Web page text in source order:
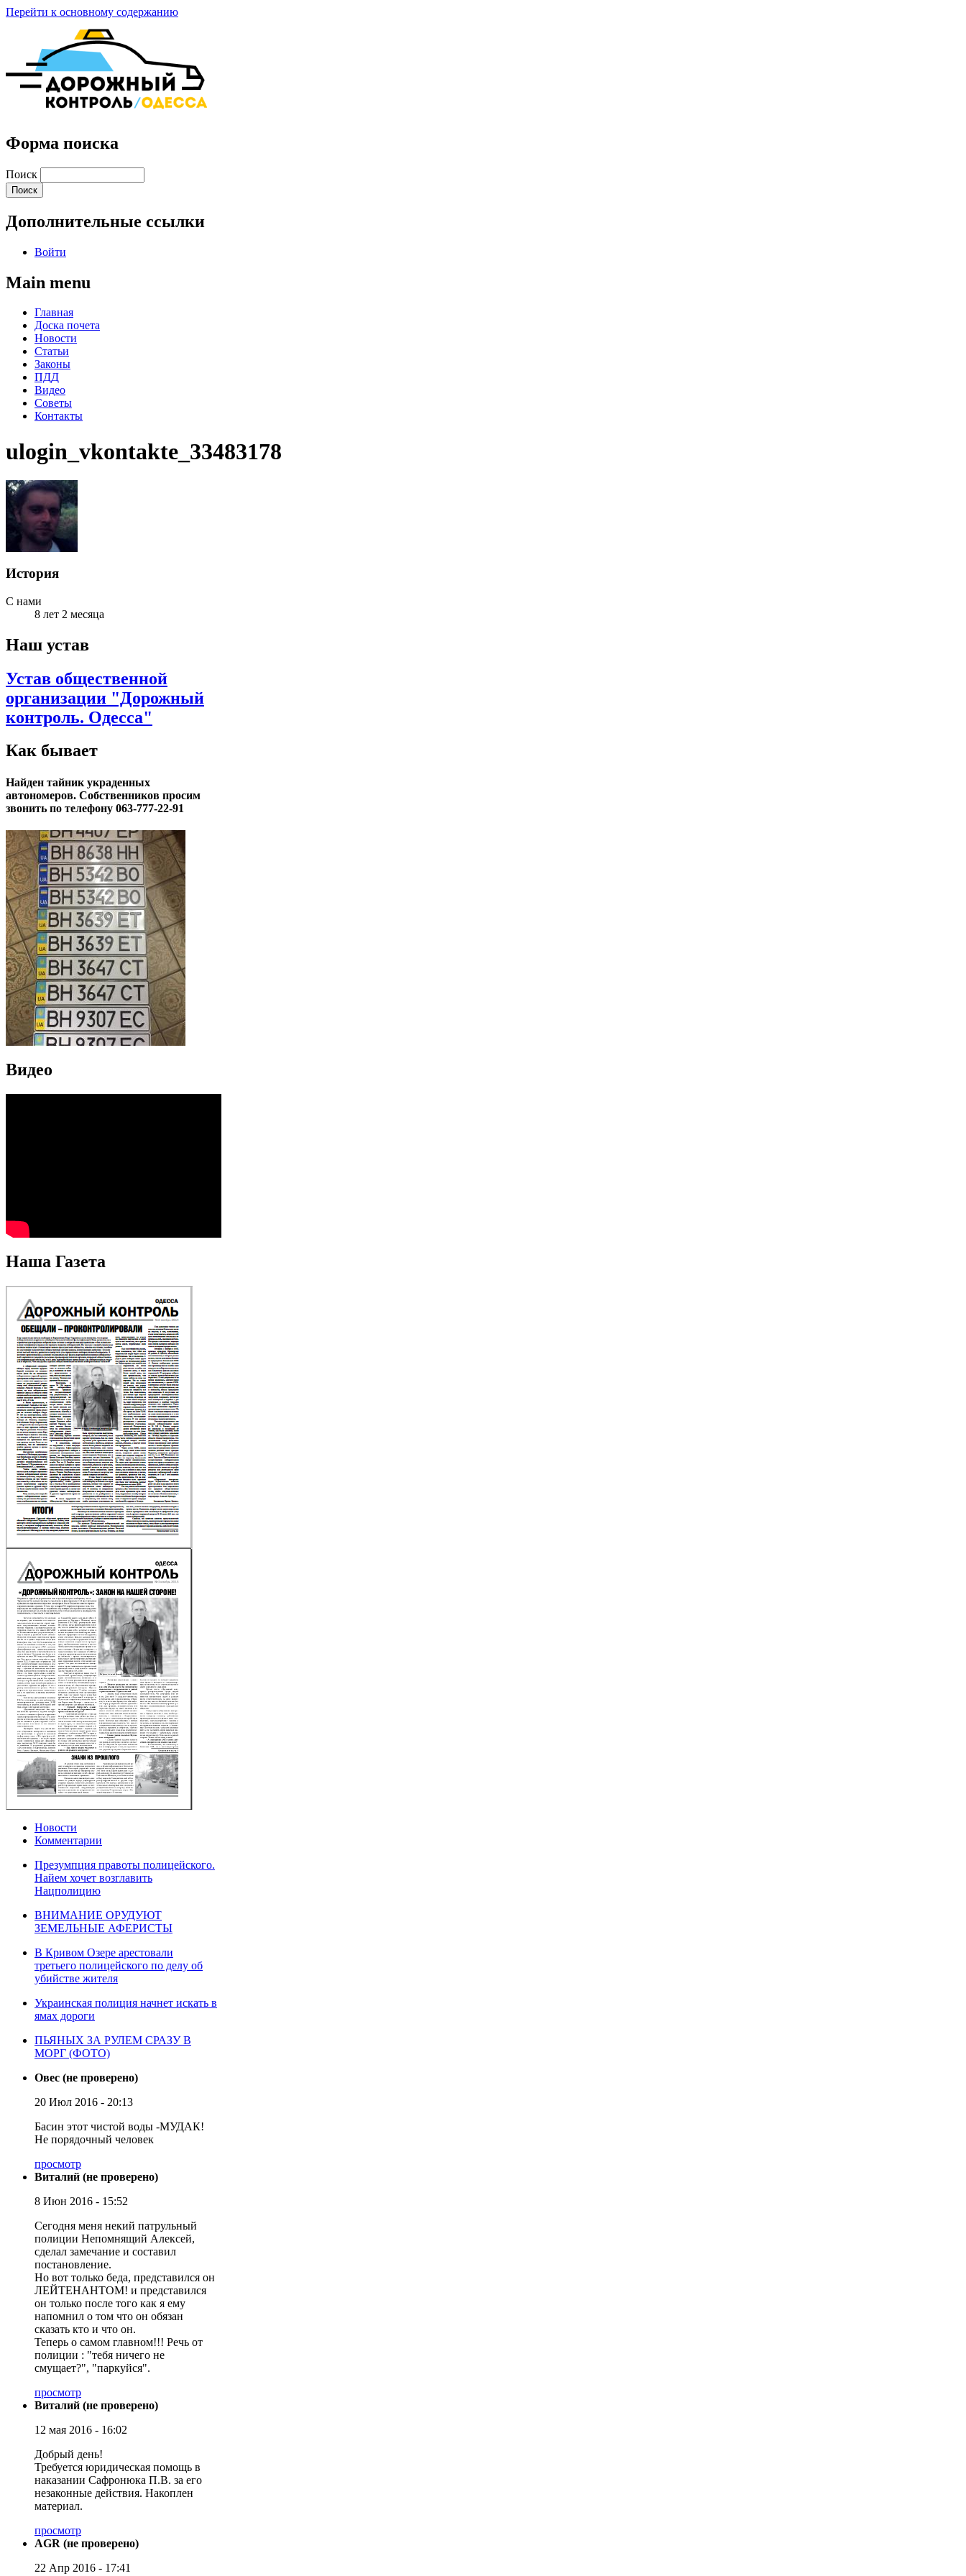
Перейти к основному содержанию
Форма поиска
Поиск
Дополнительные ссылки
Войти
Main menu
Главная
Доска почета
Новости
Статьи
Законы
ПДД
Видео
Советы
Контакты
ulogin_vkontakte_33483178
История
С нами
8 лет 2 месяца
Наш устав
Устав общественной
организации "Дорожный
контроль. Одесса"
Как бывает
Найден тайник украденных
автономеров. Собственников просим
звонить по телефону 063-777-22-91
Видео
Наша Газета
Новости
Комментарии
Презумпция правоты полицейского.
Найем хочет возглавить
Нацполицию
ВНИМАНИЕ ОРУДУЮТ
ЗЕМЕЛЬНЫЕ АФЕРИСТЫ
В Кривом Озере арестовали
третьего полицейского по делу об
убийстве жителя
Украинская полиция начнет искать в
ямах дороги
ПЬЯНЫХ ЗА РУЛЕМ СРАЗУ В
МОРГ (ФОТО)
Овес (не проверено)
20 Июл 2016 - 20:13
Басин этот чистой воды -МУДАК!
Не порядочный человек
просмотр
Виталий (не проверено)
8 Июн 2016 - 15:52
Сегодня меня некий патрульный
полиции Непомнящий Алексей,
сделал замечание и составил
постановление.
Но вот только беда, представился он
ЛЕЙТЕНАНТОМ! и представился
он только после того как я ему
напомнил о том что он обязан
сказать кто и что он.
Теперь о самом главном!!! Речь от
полиции : "тебя ничего не
смущает?", "паркуйся".
просмотр
Виталий (не проверено)
12 мая 2016 - 16:02
Добрый день!
Требуется юридическая помощь в
наказании Сафронюка П.В. за его
незаконные действия. Накоплен
материал.
просмотр
AGR (не проверено)
22 Апр 2016 - 17:41